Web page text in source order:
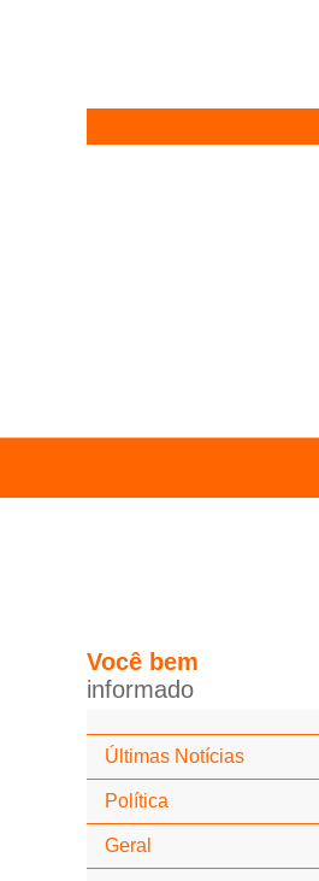
Você bem
informado
Últimas Notícias
Política
Geral